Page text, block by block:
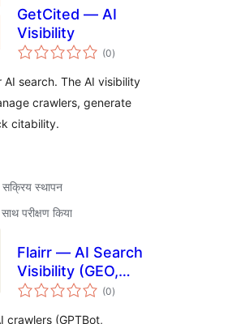
GetCited — AI
Visibility
(0कुल
दर)
search. The AI visibility
crawlers, generate
citability.
स्थापन
परीक्षण किया
Flairr — AI Search
Visibility (GEO,
llms.txt & Schema
(0कुल
दर)
crawlers (GPTBot,